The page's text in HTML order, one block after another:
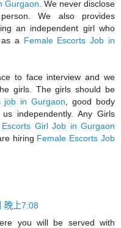
Gurgaon . We never disclose
We also provides
an independent girl who
a Female Escorts Job in
to face interview and we
girls. The girls should be
job in Gurgaon , good body
independently. Any Girls
Escorts Girl Job in Gurgaon
hiring Female Escorts Job
晚上7:08
you will be served with